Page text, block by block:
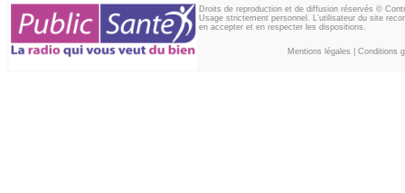
Droits de reproduction et de diffusion réservés ©
Usage strictement personnel. L'utilisateur du site
en accepter et en respecter les dispositions.
Mentions légales Conditions